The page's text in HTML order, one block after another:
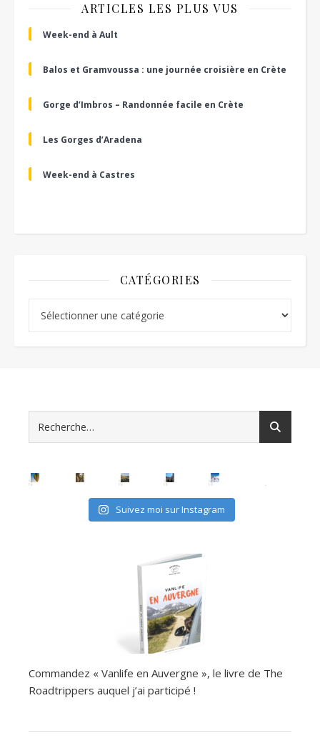
ARTICLES LES PLUS VUS
Week-end à Ault
Balos et Gramvoussa : une journée croisière en Crète
Gorge d’Imbros – Randonnée facile en Crète
Les Gorges d’Aradena
Week-end à Castres
CATÉGORIES
Suivez moi sur Instagram
Commandez « Vanlife en Auvergne », le livre de The
Roadtrippers auquel j’ai participé !